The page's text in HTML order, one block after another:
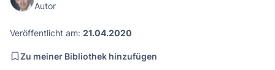
Autor
Veröffentlicht am: 21.04.2020
Zu meiner Bibliothek hinzufügen